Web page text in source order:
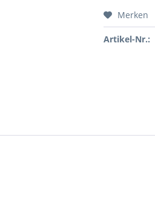
Preis
Merken
Artikel-Nr.: